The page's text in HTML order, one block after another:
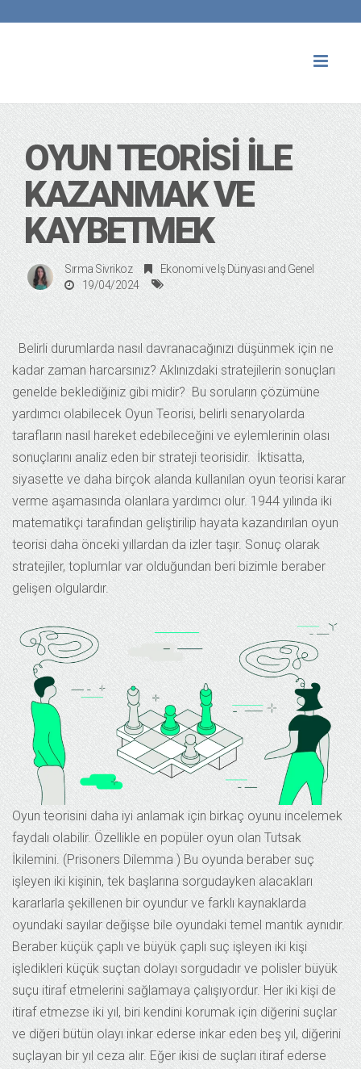
OYUN TEORISI ILE
KAZANMAK VE
KAYBETMEK
Sırma Sivrikoz Ekonomi ve Iş Dünyası and Genel
19/04/2024
Belirli durumlarda nasıl davranacağınızı düşünmek için ne
kadar zaman harcarsınız? Aklınızdaki stratejilerin sonuçları
genelde beklediğiniz gibi midir? Bu soruların çözümüne
yardımcı olabilecek Oyun Teorisi, belirli senaryolarda
tarafların nasıl hareket edebileceğini ve eylemlerinin olası
sonuçlarını analiz eden bir strateji teorisidir. İktisatta,
siyasette ve daha birçok alanda kullanılan oyun teorisi karar
verme aşamasında olanlara yardımcı olur. 1944 yılında iki
matematikçi tarafından geliştirilip hayata kazandırılan oyun
teorisi daha önceki yıllardan da izler taşır. Sonuç olarak
stratejiler, toplumlar var olduğundan beri bizimle beraber
gelişen olgulardır.
Oyun teorisini daha iyi anlamak için birkaç oyunu incelemek
faydalı olabilir. Özellikle en popüler oyun olan Tutsak
İkilemini. (Prisoners Dilemma ) Bu oyunda beraber suç
işleyen iki kişinin, tek başlarına sorgudayken alacakları
kararlarla şekillenen bir oyundur ve farklı kaynaklarda
oyundaki sayılar değişse bile oyundaki temel mantık aynıdır.
Beraber küçük çaplı ve büyük çaplı suç işleyen iki kişi
işledikleri küçük suçtan dolayı sorgudadır ve polisler büyük
suçu itiraf etmelerini sağlamaya çalışıyordur. Her iki kişi de
itiraf etmezse iki yıl, biri kendini korumak için diğerini suçlar
ve diğeri bütün olayı inkar ederse inkar eden beş yıl, diğerini
suçlayan bir yıl ceza alır. Eğer ikisi de suçları itiraf ederse